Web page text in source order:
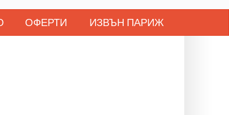
ОФЕРТИ ИЗВЪН ПАРИЖ